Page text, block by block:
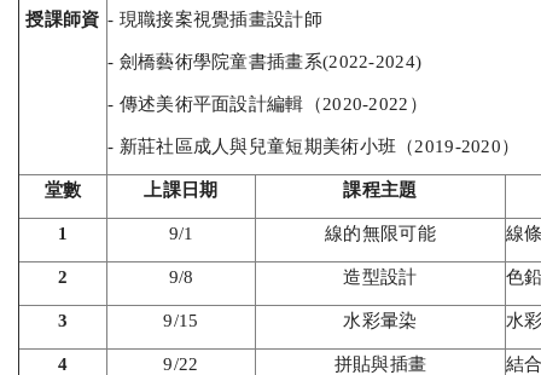
授課師資 - 現職接案視覺插畫設計師
- 劍橋藝術學院童書插畫系(2022-2024)
- 傳述美術平面設計編輯（2020-2022）
- 新莊社區成人與兒童短期美術小班（2019-2020）
堂數 上課日期 課程主題
1 9/1 線的無限可能 線
2 9/8 造型設計 色
3 9/15 水彩暈染 水
4 9/22 拼貼與插畫 結